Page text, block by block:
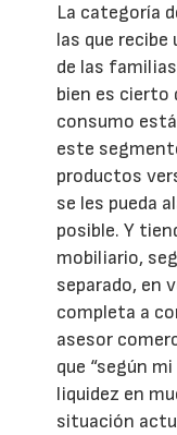
La categoría
las que
de las
bien es cierto
consumo
este
productos
se les pueda
posible. Y
mobiliario,
separado, en
completa a
asesor
que “según
liquidez en
situación